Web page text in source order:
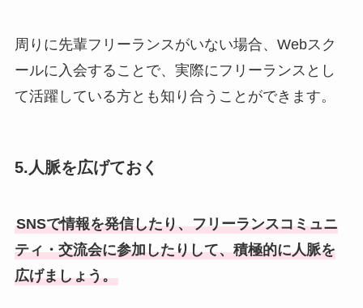
周りに先輩フリーランスがいない場合、Webスク
ールに入会することで、実際にフリーランスとし
て活躍している方とも知り合うことができます。
5.人脈を広げておく
SNSで情報を発信したり、フリーランスコミュニ
ティ・交流会に参加したりして、積極的に人脈を
広げましょう。